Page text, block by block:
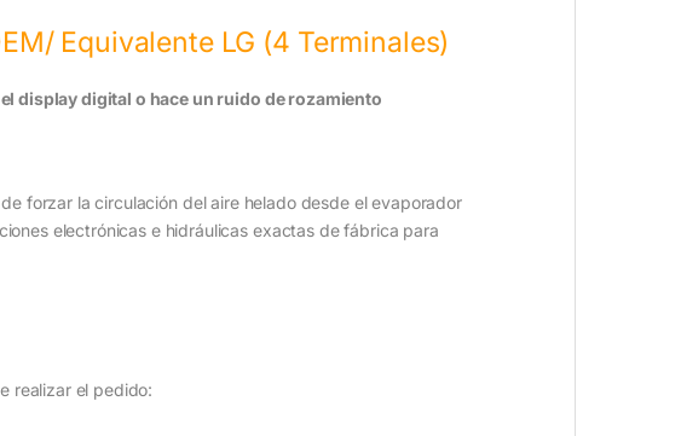
Equivalente LG (4 Terminales)
display digital o hace un ruido de rozamiento
forzar la circulación del aire helado desde el evaporador
electrónicas e hidráulicas exactas de fábrica para
realizar el pedido: